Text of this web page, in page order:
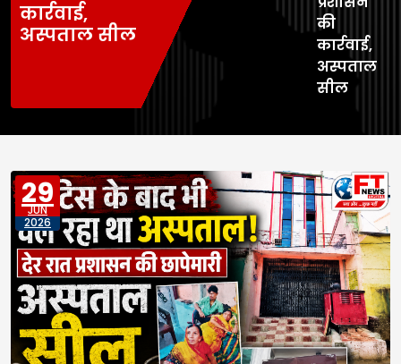
कार्रवाई,
अस्पताल सील
की
कार्रवाई,
अस्पताल
सील
29
JUN
2026